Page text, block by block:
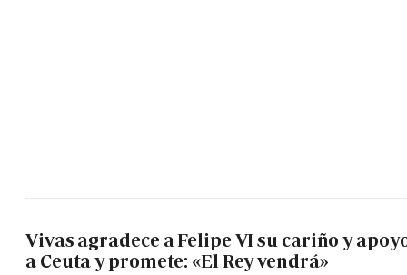
Vivas agradece a Felipe VI su cariño y
a Ceuta y promete: «El Rey vendrá»